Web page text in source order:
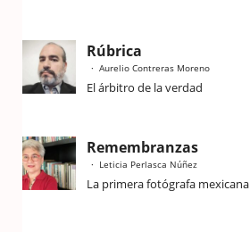
Rúbrica
Aurelio Contreras Moreno
El árbitro de la verdad
Remembranzas
Leticia Perlasca Núñez
La primera fotógrafa mexicana